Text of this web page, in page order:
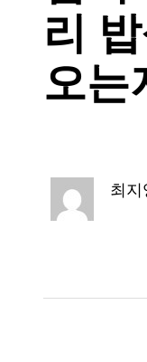
리
오는
최지